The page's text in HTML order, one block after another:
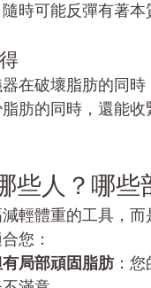
時可能反彈有著本
在破壞脂肪的同
肪的同時，還能
些人？哪些
輕體重的工具，
您：
局部頑固脂肪：您